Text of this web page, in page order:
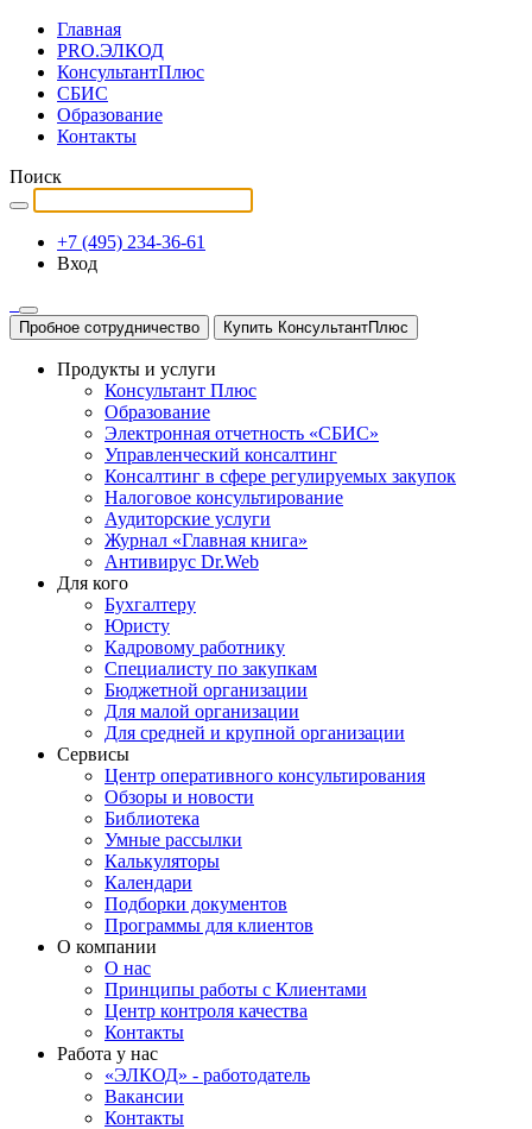
Главная
PRO.ЭЛКОД
КонсультантПлюс
СБИС
Образование
Контакты
Поиск
+7 (495) 234-36-61
Вход
Пробное сотрудничество Купить КонсультантПлюс
Продукты и услуги
Консультант Плюс
Образование
Электронная отчетность «СБИС»
Управленческий консалтинг
Консалтинг в сфере регулируемых закупок
Налоговое консультирование
Аудиторские услуги
Журнал «Главная книга»
Антивирус Dr.Web
Для кого
Бухгалтеру
Юристу
Кадровому работнику
Специалисту по закупкам
Бюджетной организации
Для малой организации
Для средней и крупной организации
Сервисы
Центр оперативного консультирования
Обзоры и новости
Библиотека
Умные рассылки
Калькуляторы
Календари
Подборки документов
Программы для клиентов
О компании
О нас
Принципы работы с Клиентами
Центр контроля качества
Контакты
Работа у нас
«ЭЛКОД» - работодатель
Вакансии
Контакты